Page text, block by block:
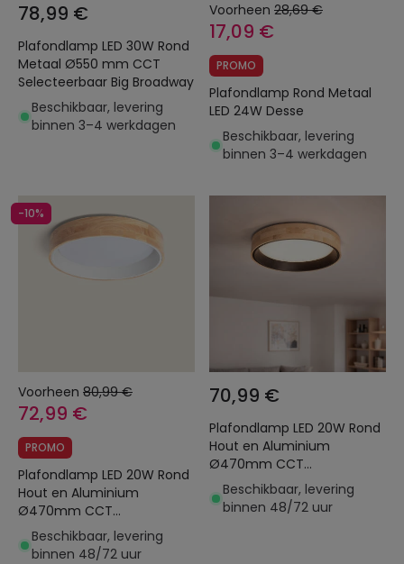
78,99 €
Plafondlamp LED 30W Rond
Metaal Ø550 mm CCT
Selecteerbaar Big Broadway
Beschikbaar, levering
binnen 3–4 werkdagen
Voorheen 28,69 €
17,09 €
PROMO
Plafondlamp Rond Metaal
LED 24W Desse
Beschikbaar, levering
binnen 3–4 werkdagen
-10%
Voorheen 80,99 €
72,99 €
PROMO
Plafondlamp LED 20W Rond
Hout en Aluminium
Ø470mm CCT
Selecteerbaar Dari
Beschikbaar, levering
binnen 48/72 uur
70,99 €
Plafondlamp LED 20W Rond
Hout en Aluminium
Ø470mm CCT
Selecteerbaar Dari
Beschikbaar, levering
binnen 48/72 uur